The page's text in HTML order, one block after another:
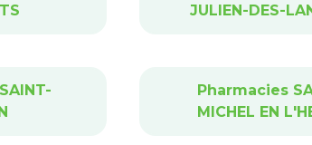
JULIEN-DES-
Pharmacies
MICHEL EN